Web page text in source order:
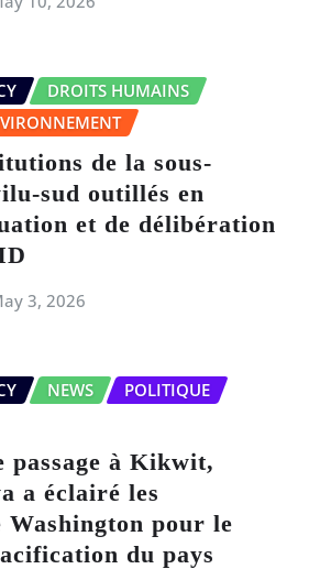
DROITS HUMAINS
de la sous-
sud outillés en
et de délibération
3, 2026
NEWS
POLITIQUE
passage à Kikwit,
a éclairé les
Washington pour le
du pays